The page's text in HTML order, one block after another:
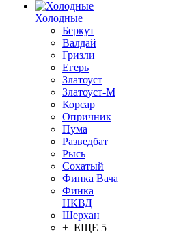
Холодные
Беркут
Валдай
Гризли
Егерь
Златоуст
Златоуст-М
Корсар
Опричник
Пума
Разведбат
Рысь
Сохатый
Финка Вача
Финка
НКВД
Шерхан
+ ЕЩЕ 5